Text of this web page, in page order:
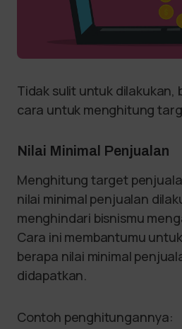
Tidak sulit untuk dilakukan,
cara untuk menghitung
Nilai Minimal Penjualan
Menghitung target
nilai minimal penjualan
menghindari bisnismu
Cara ini membantumu
berapa nilai minimal
didapatkan.
Contoh penghitungannya: